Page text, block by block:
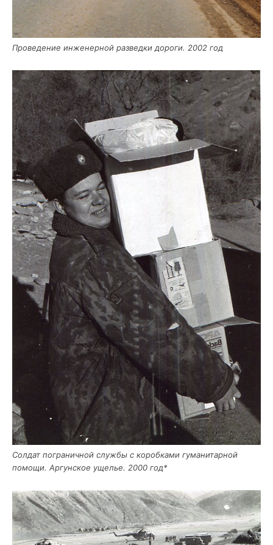
Про­ве­де­ние инже­нер­ной раз­вед­ки доро­ги. 2002 год
Сол­дат погра­нич­ной служ­бы с короб­ка­ми гума­ни­тар­ной
помо­щи. Аргун­ское уще­лье. 2000 год*